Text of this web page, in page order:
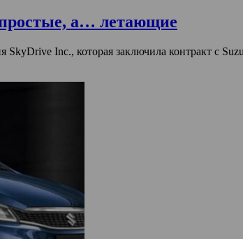
простые, а… летающие
Inc., которая заключила контракт с